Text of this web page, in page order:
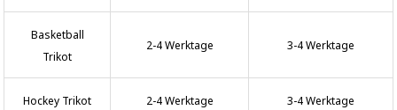
Basketball
Trikot
2-4 Werktage 3-4 Werktage
Hockey Trikot 2-4 Werktage 3-4 Werktage